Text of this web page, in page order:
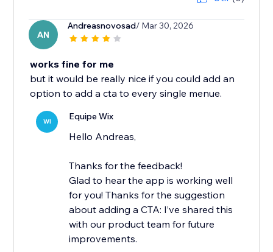
AN
Andreasnovosad/ Mar 30, 2026
works fine for me
but it would be really nice if you could add an
option to add a cta to every single menue.
WI Equipe Wix
Hello Andreas,
Thanks for the feedback!
Glad to hear the app is working well
for you! Thanks for the suggestion
about adding a CTA: I’ve shared this
with our product team for future
improvements.